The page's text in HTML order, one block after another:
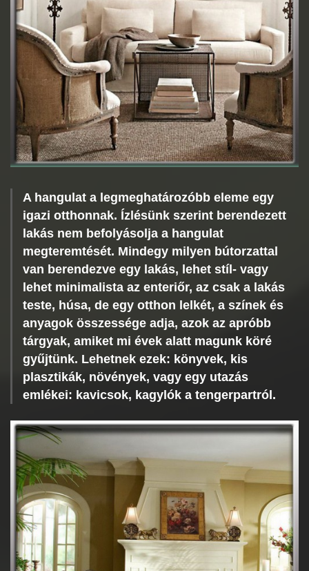
A hangulat a legmeghatározóbb eleme egy
igazi otthonnak. Ízlésünk szerint berendezett
lakás nem befolyásolja a hangulat
megteremtését. Mindegy milyen bútorzattal
van berendezve egy lakás, lehet stíl- vagy
lehet minimalista az enteriőr, az csak a lakás
teste, húsa, de egy otthon lelkét, a színek és
anyagok összessége adja, azok az apróbb
tárgyak, amiket mi évek alatt magunk köré
gyűjtünk. Lehetnek ezek: könyvek, kis
plasztikák, növények, vagy egy utazás
emlékei: kavicsok, kagylók a tengerpartról.